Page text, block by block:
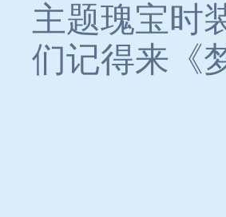
主题瑰宝时
们记得来《